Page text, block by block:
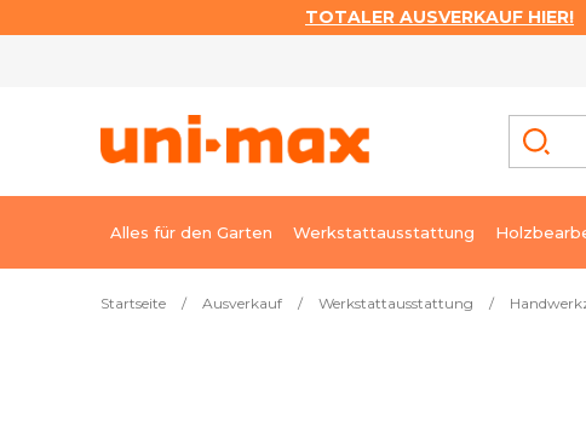
TOTALER AUSVERKAUF HIER!
Alles für den Garten Werkstattausstattung
Startseite / Ausverkauf / Werkstattausstattung /